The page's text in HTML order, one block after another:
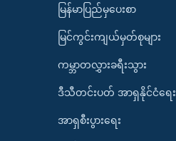
မြန်မာပြည်မှပေးစာ
မြင်ကွင်းကျယ်မှတ်စုများ
ကမ္ဘာတလွှားခရီးသွား
ဒီသီတင်းပတ် အာရှနိုင်ငံရေး
အာရှစီးပွားရေး